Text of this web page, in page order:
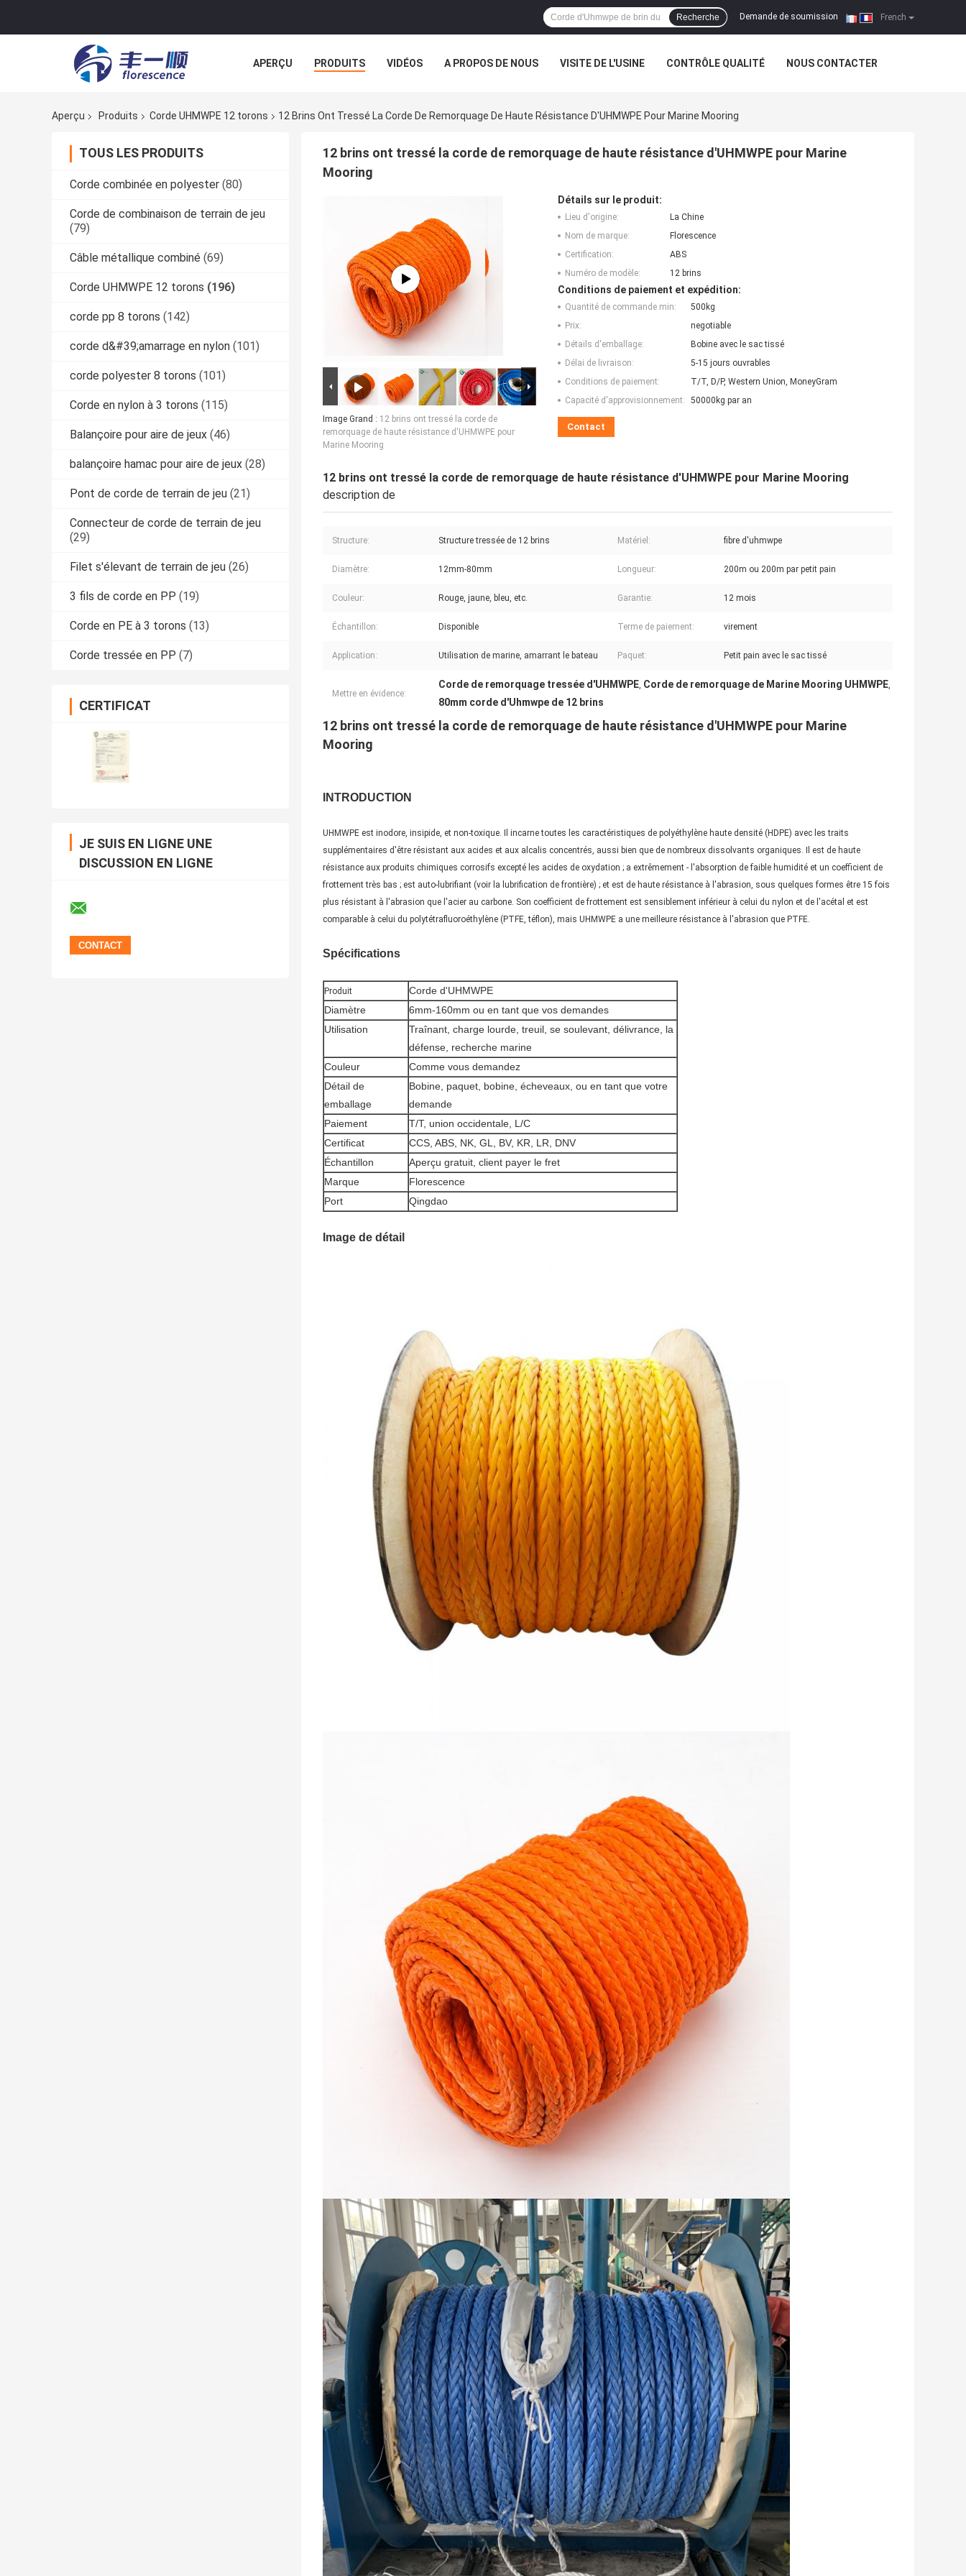
French
Demande de soumission |
Recherche
APERÇU PRODUITS VIDÉOS A PROPOS DE NOUS VISITE DE L'USINE CONTRÔLE QUALITÉ NOUS CONTACTER
Aperçu
Produits Corde UHMWPE 12 torons 12 Brins Ont Tressé La Corde De Remorquage De Haute Résistance D'UHMWPE Pour Marine Mooring
TOUS LES PRODUITS
Corde combinée en polyester (80)
Corde de combinaison de terrain de jeu
(79)
Câble métallique combiné (69)
Corde UHMWPE 12 torons (196)
corde pp 8 torons (142)
corde d&#39;amarrage en nylon (101)
corde polyester 8 torons (101)
Corde en nylon à 3 torons (115)
Balançoire pour aire de jeux (46)
balançoire hamac pour aire de jeux (28)
Pont de corde de terrain de jeu (21)
Connecteur de corde de terrain de jeu
(29)
Filet s'élevant de terrain de jeu (26)
3 fils de corde en PP (19)
Corde en PE à 3 torons (13)
Corde tressée en PP (7)
CERTIFICAT
JE SUIS EN LIGNE UNE
DISCUSSION EN LIGNE
12 brins ont tressé la corde de remorquage de haute résistance d'UHMWPE pour Marine
Mooring
Image Grand : 12 brins ont tressé la corde de
remorquage de haute résistance d'UHMWPE pour
Marine Mooring
Détails sur le produit:
Lieu d'origine:
La Chine
Nom de marque:
Florescence
Certification:
ABS
Numéro de modèle:
12 brins
Conditions de paiement et expédition:
Quantité de commande min:
500kg
Prix:
negotiable
Détails d'emballage:
Bobine avec le sac tissé
Délai de livraison:
5-15 jours ouvrables
Conditions de paiement:
T/T, D/P, Western Union, MoneyGram
Capacité d'approvisionnement:
50000kg par an
Contact
12 brins ont tressé la corde de remorquage de haute résistance d'UHMWPE pour Marine Mooring
description de
Structure: Structure tressée de 12 brins Matériel: fibre d'uhmwpe
Diamètre: 12mm-80mm Longueur: 200m ou 200m par petit pain
Couleur: Rouge, jaune, bleu, etc. Garantie: 12 mois
Échantillon: Disponible Terme de paiement: virement
Application: Utilisation de marine, amarrant le bateau Paquet: Petit pain avec le sac tissé
Mettre en évidence:
Corde de remorquage tressée d'UHMWPE, Corde de remorquage de Marine Mooring UHMWPE,
80mm corde d'Uhmwpe de 12 brins
12 brins ont tressé la corde de remorquage de haute résistance d'UHMWPE pour Marine
Mooring
INTRODUCTION
UHMWPE est inodore, insipide, et non-toxique. Il incarne toutes les caractéristiques de polyéthylène haute densité (HDPE) avec les traits
supplémentaires d'être résistant aux acides et aux alcalis concentrés, aussi bien que de nombreux dissolvants organiques. Il est de haute
résistance aux produits chimiques corrosifs excepté les acides de oxydation ; a extrêmement - l'absorption de faible humidité et un coefficient de
frottement très bas ; est auto-lubrifiant (voir la lubrification de frontière) ; et est de haute résistance à l'abrasion, sous quelques formes être 15 fois
plus résistant à l'abrasion que l'acier au carbone. Son coefficient de frottement est sensiblement inférieur à celui du nylon et de l'acétal et est
comparable à celui du polytétrafluoroéthylène (PTFE, téflon), mais UHMWPE a une meilleure résistance à l'abrasion que PTFE.
Spécifications
Produit
Corde d'UHMWPE
Diamètre
6mm-160mm ou en tant que vos demandes
Utilisation
Traînant, charge lourde, treuil, se soulevant, délivrance, la
défense, recherche marine
Couleur
Comme vous demandez
Détail de
emballage
Bobine, paquet, bobine, écheveaux, ou en tant que votre
demande
Paiement
T/T, union occidentale, L/C
Certificat
CCS, ABS, NK, GL, BV, KR, LR, DNV
Échantillon
Aperçu gratuit, client payer le fret
Marque
Florescence
Port
Qingdao
Image de détail